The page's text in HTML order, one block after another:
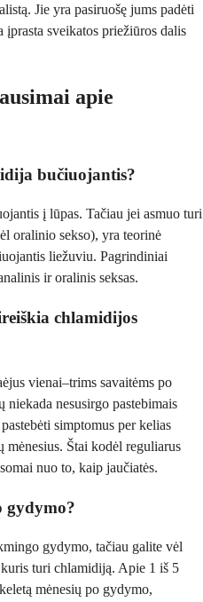
Jie yra pasiruošę jums padėti
sveikatos priežiūros dalis
apie
bučiuojantis?
į lūpas. Tačiau jei asmuo turi
oralinio sekso), yra teorinė
liežuviu. Pagrindiniai
ir oralinis seksas.
chlamidijos
vienai–trims savaitėms po
nesusirgo pastebimais
simptomus per kelias
Štai kodėl reguliarus
nuo to, kaip jaučiatės.
gydymo?
gydymo, tačiau galite vėl
turi chlamidiją. Apie 1 iš 5
mėnesių po gydymo,